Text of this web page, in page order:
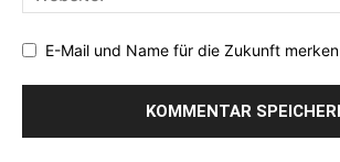
E-Mail und Name für die Zukunft merken